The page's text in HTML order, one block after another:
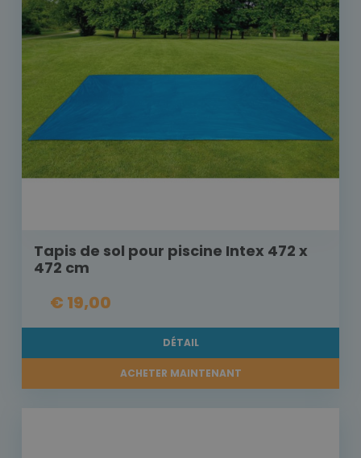
Tapis de sol pour piscine Intex 472 x
472 cm
€ 19,00
DÉTAIL
ACHETER MAINTENANT